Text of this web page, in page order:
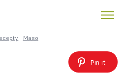
Maso
Pin it